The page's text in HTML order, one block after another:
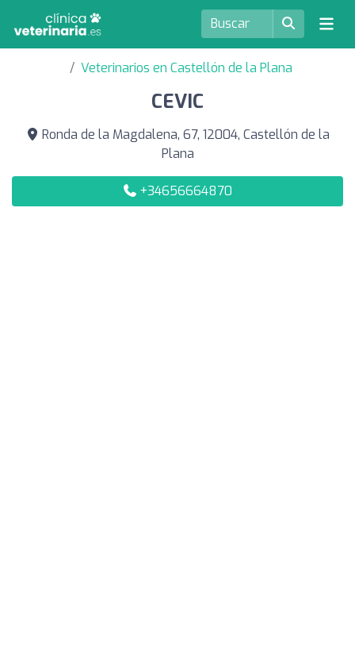
Veterinarios en Castellón de la Plana
CEVIC
Ronda de la Magdalena, 67, 12004, Castellón de la
Plana
+34656664870